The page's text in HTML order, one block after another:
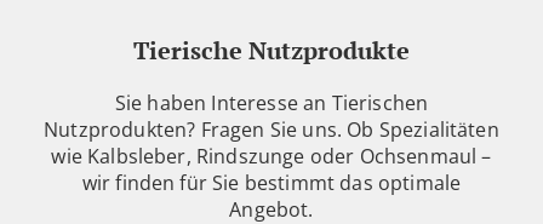
Tierische Nutzprodukte
Sie haben Interesse an Tierischen
Nutzprodukten? Fragen Sie uns. Ob Spezialitäten
wie Kalbsleber, Rindszunge oder Ochsenmaul –
wir finden für Sie bestimmt das optimale
Angebot.